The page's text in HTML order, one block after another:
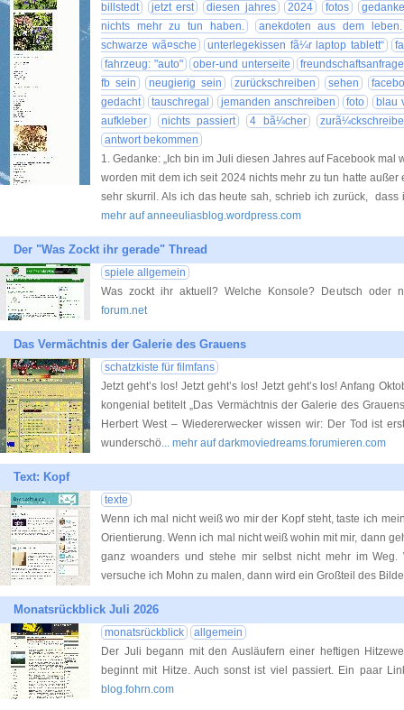
billstedt
jetzt erst diesen jahres 2024 fotos
nichts mehr zu tun haben.
anekdoten aus dem leben.
schwarze wã¤sche
unterlegekissen fã¼r laptop tablett“
fahrzeug: "auto"
ober-und unterseite
fb sein
neugierig sein zurückschreiben sehen
gedacht
tauschregal jemanden anschreiben foto
blau
aufkleber
nichts passiert 4 bã¼cher
antwort bekommen
1. Gedanke: „Ich bin im Juli diesen Jahres auf Facebook
worden mit dem ich seit 2024 nichts mehr zu tun hatte
sehr skurril. Als ich das heute sah, schrieb ich zurück,
mehr auf anneeuliasblog.wordpress.com
Der "Was Zockt ihr gerade" Thread
spiele allgemein
Was zockt ihr aktuell? Welche Konsole? Deutsch oder
forum.net
Das Vermächtnis der Galerie des Grauens
schatzkiste für filmfans
Jetzt geht’s los! Jetzt geht’s los! Jetzt geht’s los! Anfang
kongenial betitelt „Das Vermächtnis der Galerie des
Herbert West – Wiedererwecker wissen wir: Der Tod ist
wunderschö... mehr auf darkmoviedreams.forumieren.com
Text: Kopf
texte
Wenn ich mal nicht weiß wo mir der Kopf steht, taste ich
Orientierung. Wenn ich mal nicht weiß wohin mit mir, dann
ganz woanders und stehe mir selbst nicht mehr im
versuche ich Mohn zu malen, dann wird ein Großteil des
Monatsrückblick Juli 2026
monatsrückblick
allgemein
Der Juli begann mit den Ausläufern einer heftigen
beginnt mit Hitze. Auch sonst ist viel passiert. Ein paar
blog.fohrn.com